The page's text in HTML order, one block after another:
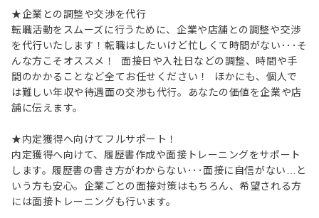
★企業との調整や交渉を代行
転職活動をスムーズに行うために、企業や店舗との調整や交渉
を代行いたします！転職はしたいけど忙しくて時間がない･･･そ
んな方こそオススメ！ 面接日や入社日などの調整、時間や手
間のかかることなど全てお任せください！ ほかにも、個人で
は難しい年収や待遇面の交渉も代行。あなたの価値を企業や店
舗に伝えます。
★内定獲得へ向けてフルサポート！
内定獲得へ向けて、履歴書作成や面接トレーニングをサポート
します。履歴書の書き方がわからない･･･面接に自信がない…と
いう方も安心。企業ごとの面接対策はもちろん、希望される方
には面接トレーニングも行います。